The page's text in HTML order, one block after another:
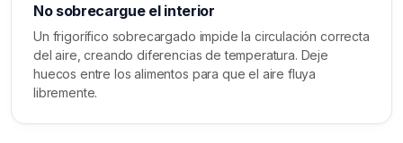
No sobrecargue el interior
Un frigorífico sobrecargado impide la circulación correcta
del aire, creando diferencias de temperatura. Deje
huecos entre los alimentos para que el aire fluya
libremente.